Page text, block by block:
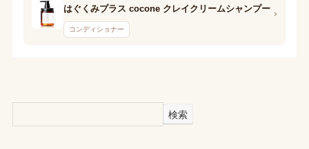
はぐくみプラス cocone クレイクリームシャンプー
コンディショナー
›
検索